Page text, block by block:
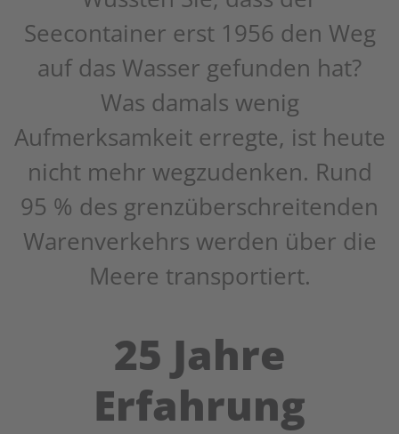
Seecontainer erst 1956 den Weg
auf das Wasser gefunden hat?
Was damals wenig
Aufmerksamkeit erregte, ist heute
nicht mehr wegzudenken. Rund
95 % des grenzüberschreitenden
Warenverkehrs werden über die
Meere transportiert.
25 Jahre
Erfahrung